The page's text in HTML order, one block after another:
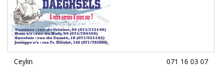
Ceylin
071 16 03 07